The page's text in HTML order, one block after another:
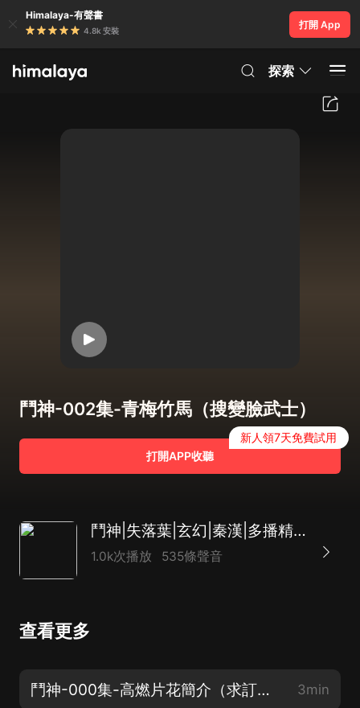
Himalaya-有聲書
4.8k 安裝
打開 App
探索
鬥神-002集-青梅竹馬（搜變臉武士）
打開APP收聽
新人領7天免費試用
鬥神|失落葉|玄幻|秦漢|多播精品
1.0k次播放 535條聲音
查看更多
鬥神-000集-高燃片花簡介（求訂閱） 3min